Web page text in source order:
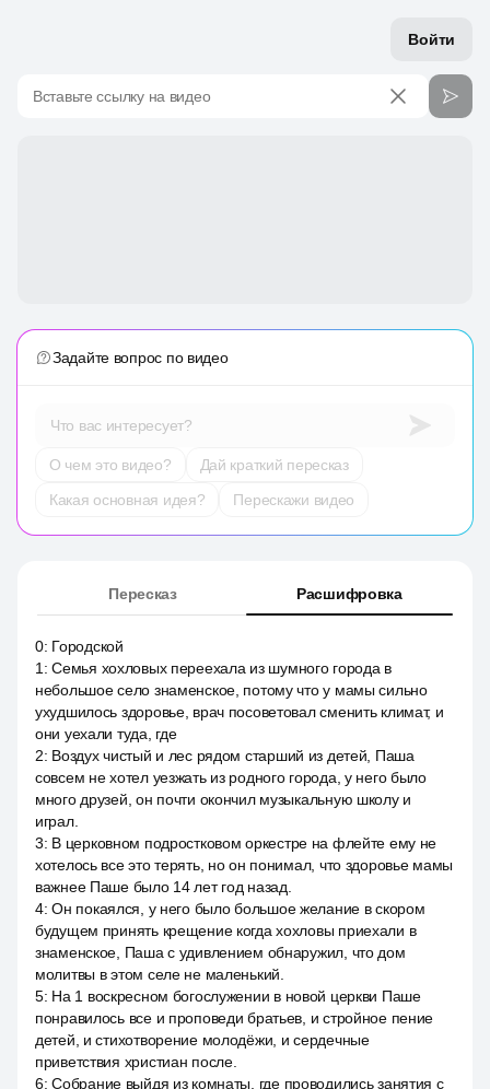
Войти
Вставьте ссылку на видео
Задайте вопрос по видео
Что вас интересует?
О чем это видео?
Дай краткий пересказ
Какая основная идея?
Перескажи видео
Пересказ Расшифровка
0: Городской
1 :Семья хохловых переехала из шумного города в
небольшое село знаменское, потому что у мамы сильно
ухудшилось здоровье, врач посоветовал сменить климат, и
они уехали туда, где
2: Воздух чистый и лес рядом старший из детей, Паша
совсем не хотел уезжать из родного города, у него было
много друзей, он почти окончил музыкальную школу и
играл.
3: В церковном подростковом оркестре на флейте ему не
хотелось все это терять, но он понимал, что здоровье мамы
важнее Паше было 14 лет год назад.
4:Он покаялся, у него было большое желание в скором
будущем принять крещение когда хохловы приехали в
знаменское, Паша с удивлением обнаружил, что дом
молитвы в этом селе не маленький.
5: На 1 воскресном богослужении в новой церкви Паше
понравилось все и проповеди братьев, и стройное пение
детей, и стихотворение молодёжи, и сердечные
приветствия христиан после.
6:Собрание выйдя из комнаты, где проводились занятия с